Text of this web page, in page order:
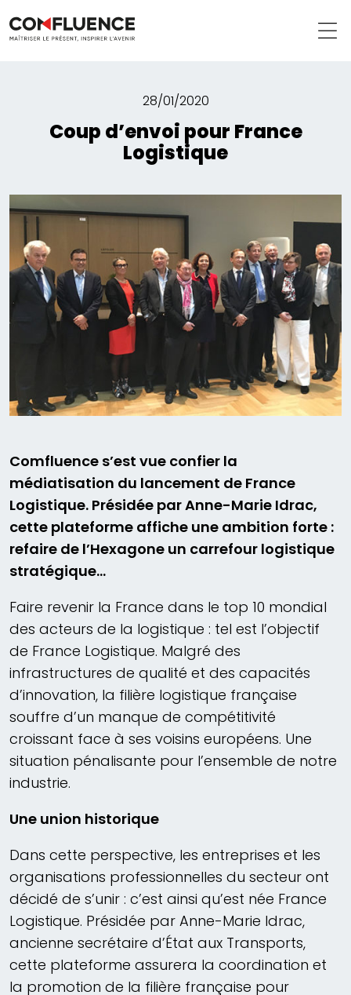
28/01/2020
Coup d’envoi pour France
Logistique
Comfluence s’est vue confier la
médiatisation du lancement de France
Logistique. Présidée par Anne-Marie Idrac,
cette plateforme affiche une ambition forte :
refaire de l’Hexagone un carrefour logistique
stratégique…
Faire revenir la France dans le top 10 mondial
des acteurs de la logistique : tel est l’objectif
de France Logistique. Malgré des
infrastructures de qualité et des capacités
d’innovation, la filière logistique française
souffre d’un manque de compétitivité
croissant face à ses voisins européens. Une
situation pénalisante pour l’ensemble de notre
industrie.
Une union historique
Dans cette perspective, les entreprises et les
organisations professionnelles du secteur ont
décidé de s’unir : c’est ainsi qu’est née France
Logistique. Présidée par Anne-Marie Idrac,
ancienne secrétaire d’État aux Transports,
cette plateforme assurera la coordination et
la promotion de la filière française pour